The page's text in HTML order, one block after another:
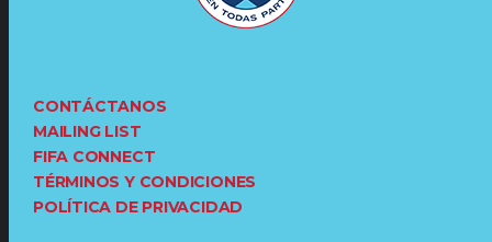
CONTÁCTANOS
MAILING LIST
FIFA CONNECT
TÉRMINOS Y CONDICIONES
POLÍTICA DE PRIVACIDAD